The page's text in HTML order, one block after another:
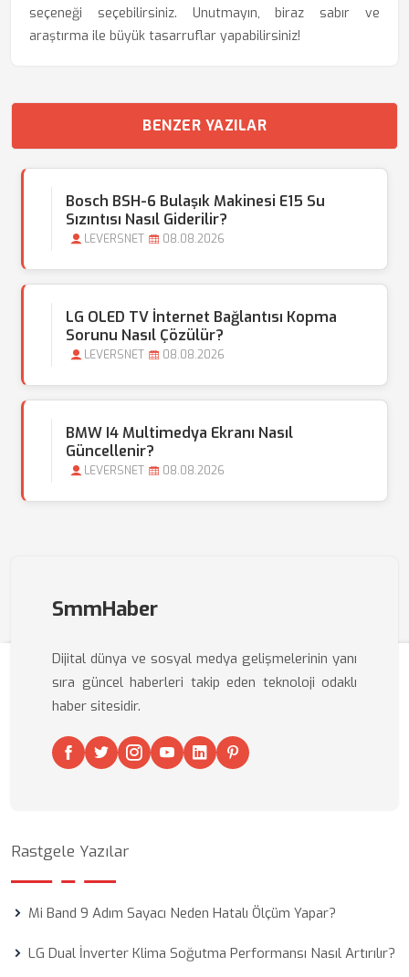
seçeneği seçebilirsiniz. Unutmayın, biraz sabır ve
araştırma ile büyük tasarruflar yapabilirsiniz!
BENZER YAZILAR
Bosch BSH-6 Bulaşık Makinesi E15 Su
Sızıntısı Nasıl Giderilir?
LEVERSNET 08.08.2026
LG OLED TV İnternet Bağlantısı Kopma
Sorunu Nasıl Çözülür?
LEVERSNET 08.08.2026
BMW I4 Multimedya Ekranı Nasıl
Güncellenir?
LEVERSNET 08.08.2026
SmmHaber
Dijital dünya ve sosyal medya gelişmelerinin yanı
sıra güncel haberleri takip eden teknoloji odaklı
haber sitesidir.
Rastgele Yazılar
Mi Band 9 Adım Sayacı Neden Hatalı Ölçüm Yapar?
LG Dual İnverter Klima Soğutma Performansı Nasıl Artırılır?